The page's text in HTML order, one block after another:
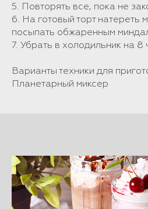
5. Повторять все, пока не
6. На готовый торт натереть
посыпать обжаренным
7. Убрать в холодильник на 8
Варианты техники для
Планетарный миксер